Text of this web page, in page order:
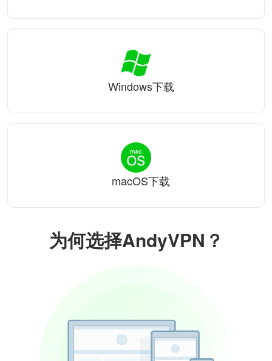
为何选择AndyVPN？
Windows下载
macOS下载